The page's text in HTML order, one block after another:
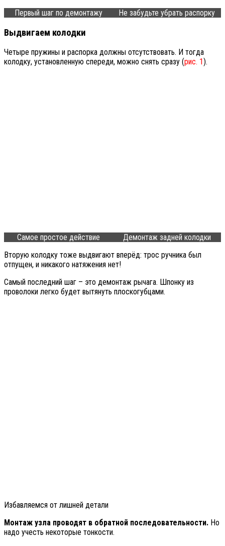
Первый шаг по демонтажу Не забудьте убрать распорку
Выдвигаем колодки
Четыре пружины и распорка должны отсутствовать. И тогда
колодку, установленную спереди, можно снять сразу (рис. 1 ).
Самое простое действие
Демонтаж задней колодки
Вторую колодку тоже выдвигают вперёд: трос ручника был
отпущен, и никакого натяжения нет!
Самый последний шаг – это демонтаж рычага. Шпонку из
проволоки легко будет вытянуть плоскогубцами.
Избавляемся от лишней детали
Монтаж узла проводят в обратной последовательности. Но
надо учесть некоторые тонкости.